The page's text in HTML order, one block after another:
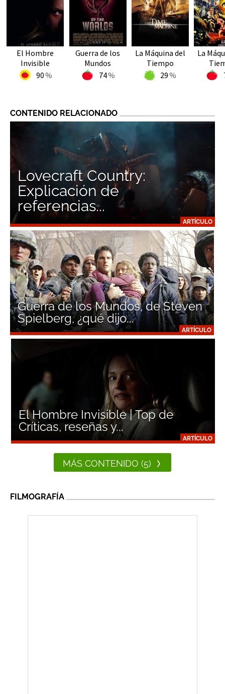
El Hombre
Invisible
90
Guerra de los
Mundos
74
La Máquina del
Tiempo
29
La
CONTENIDO RELACIONADO
ARTÍCULO
Lovecraft Country:
Explicación de
referencias...
ARTÍCULO
Guerra de los Mundos, de Steven
Spielberg, ¿qué dijo...
ARTÍCULO
El Hombre Invisible | Top de
Críticas, reseñas y...
MÁS CONTENIDO (5)
FILMOGRAFÍA